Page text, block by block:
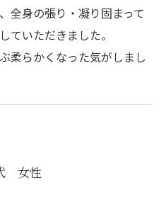
全身の張り・凝り固まって
ていただきました。
柔らかくなった気がしまし
女性